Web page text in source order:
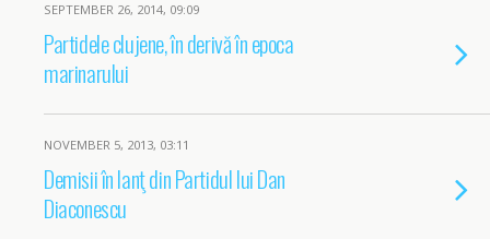
SEPTEMBER 26, 2014, 09:09
Partidele clujene, în derivă în epoca
marinarului
NOVEMBER 5, 2013, 03:11
Demisii în lanţ din Partidul lui Dan
Diaconescu